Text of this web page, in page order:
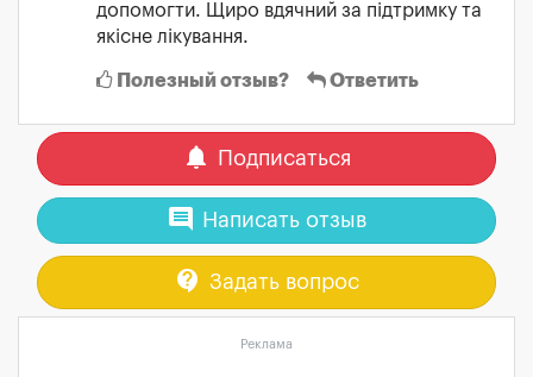
допомогти. Щиро вдячний за підтримку та
якісне лікування.
Полезный отзыв? Ответить
notifications Подписаться
comment Написать отзыв
contact_support Задать вопрос
Реклама